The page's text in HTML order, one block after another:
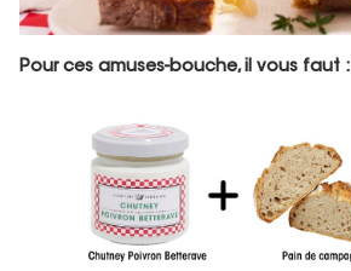
Pour ces amuses-bouche, il vous faut :